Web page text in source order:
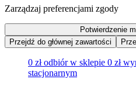
Zarządzaj preferencjami zgody
Potwierdzenie
Przejdź do głównej zawartości
0 zł odbiór w sklepie 0 zł
stacjonarnym